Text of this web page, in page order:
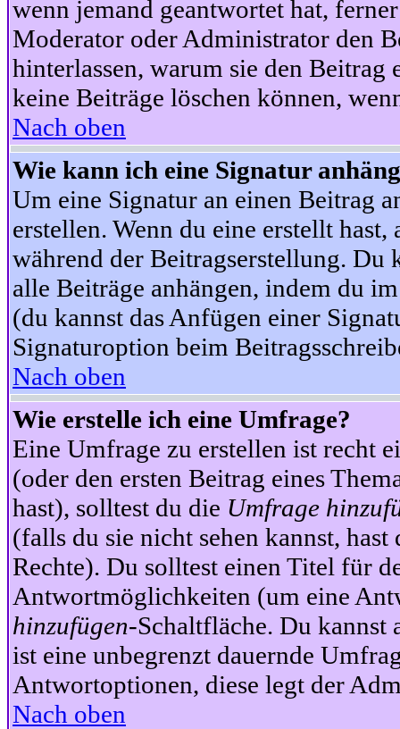
wenn jemand geantwortet hat,
Moderator oder Administrator den
hinterlassen, warum sie den Beitrag
keine Beiträge löschen können,
Nach oben
Wie kann ich eine Signatur
Um eine Signatur an einen Beitrag
erstellen. Wenn du eine erstellt
während der Beitragserstellung. Du
alle Beiträge anhängen, indem du
(du kannst das Anfügen einer
Signaturoption beim
Nach oben
Wie erstelle ich eine Umfrage?
Eine Umfrage zu erstellen ist recht
(oder den ersten Beitrag eines
hast), solltest du die Umfrage
(falls du sie nicht sehen kannst,
Rechte). Du solltest einen Titel für
Antwortmöglichkeiten (um eine
hinzufügen-Schaltfläche. Du
ist eine unbegrenzt dauernde
Antwortoptionen, diese legt der
Nach oben